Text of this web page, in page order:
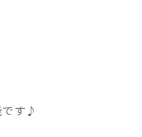
です♪